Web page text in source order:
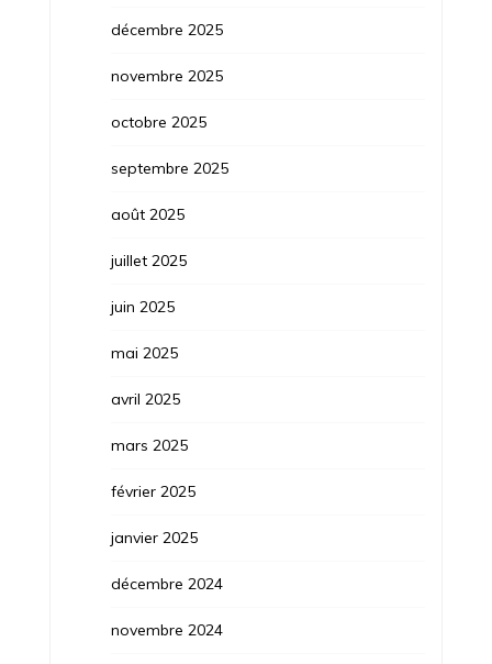
décembre 2025
novembre 2025
octobre 2025
septembre 2025
août 2025
juillet 2025
juin 2025
mai 2025
avril 2025
mars 2025
février 2025
janvier 2025
décembre 2024
novembre 2024